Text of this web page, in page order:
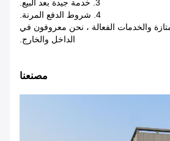
3. خدمة جيدة بعد البيع.
4. شروط الدفع المرنة.
والخدمات الفعالة ، نحن معروفون في
الداخل والخارج.
مصنعنا